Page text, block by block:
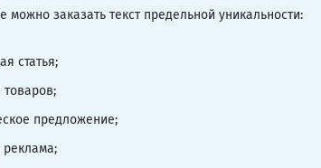
заказать текст предельной уникальности:
статья;
товаров;
предложение;
реклама;